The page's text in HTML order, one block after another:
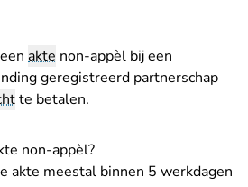
akte non-appèl bij een
geregistreerd partnerschap
te betalen.
non-appèl?
akte meestal binnen 5 werkdagen